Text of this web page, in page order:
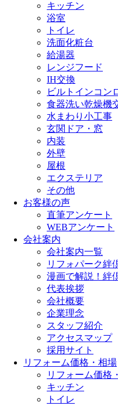
キッチン
浴室
トイレ
洗面化粧台
給湯器
レンジフード
IH交換
ビルトインコン
食器洗い乾燥機
水まわり小工事
玄関ドア・窓
内装
外壁
屋根
エクステリア
その他
お客様の声
直筆アンケート
WEBアンケート
会社案内
会社案内一覧
リフォパーク絆
漫画で解説！絆
代表挨拶
会社概要
企業理念
スタッフ紹介
アクセスマップ
採用サイト
リフォーム価格・相場
リフォーム価格
キッチン
トイレ